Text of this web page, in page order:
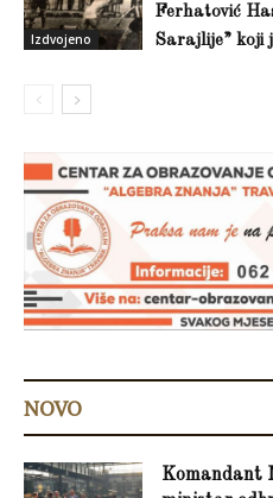
Izdvojeno
Ferhatović
Sarajlije” koji
NOVO
Komandant